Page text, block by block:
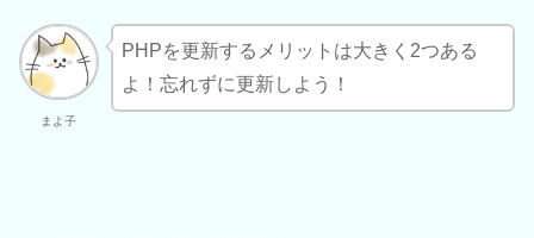
まよ子
PHPを更新するメリットは大きく2つある
よ！忘れずに更新しよう！